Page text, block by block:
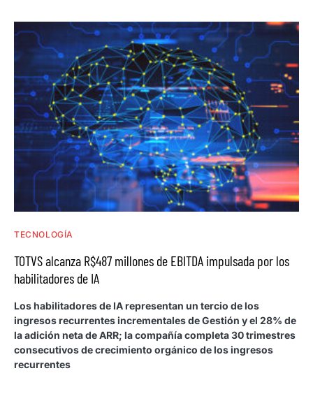
TECNOLOGÍA
TOTVS alcanza R$487 millones de EBITDA impulsada por los
habilitadores de IA
Los habilitadores de IA representan un tercio de los
ingresos recurrentes incrementales de Gestión y el 28% de
la adición neta de ARR; la compañía completa 30 trimestres
consecutivos de crecimiento orgánico de los ingresos
recurrentes